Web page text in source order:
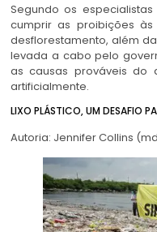
Segundo os
cumprir as proibições
desflorestamento, além
levada a cabo pelo
as causas prováveis do
artificialmente.
LIXO PLÁSTICO, UM DESAFIO
Autoria: Jennifer Collins